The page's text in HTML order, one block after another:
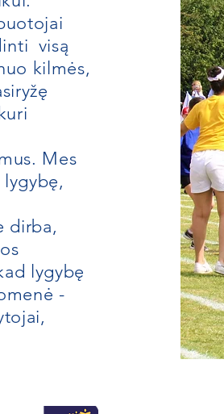
visą
kilmės,
Mes
dirba,
lygybę
-